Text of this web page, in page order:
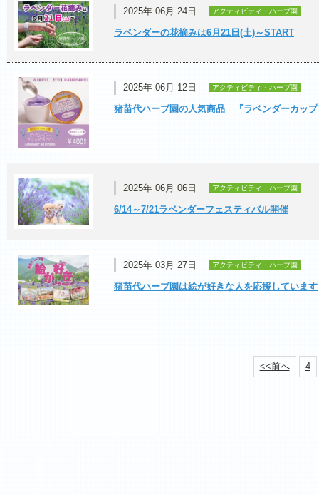
2025年 06月 24日 アクティビティ・ハーブ園
ラベンダーの花摘みは6月21日(土)～START
2025年 06月 12日 アクティビティ・ハーブ園
猪苗代ハーブ園の人気商品 『ラベンダーカッ
2025年 06月 06日 アクティビティ・ハーブ園
6/14～7/21ラベンダーフェスティバル開催
2025年 03月 27日 アクティビティ・ハーブ園
猪苗代ハーブ園は絵が好きな人を応援しています
<<前へ 4